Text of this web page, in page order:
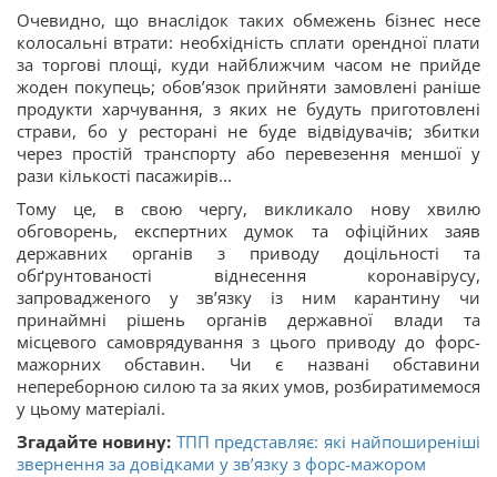
Очевидно, що внаслідок таких обмежень бізнес несе
колосальні втрати: необхідність сплати орендної плати
за торгові площі, куди найближчим часом не прийде
жоден покупець; обов’язок прийняти замовлені раніше
продукти харчування, з яких не будуть приготовлені
страви, бо у ресторані не буде відвідувачів; збитки
через простій транспорту або перевезення меншої у
рази кількості пасажирів...
Тому це, в свою чергу, викликало нову хвилю
обговорень, експертних думок та офіційних заяв
державних органів з приводу доцільності та
обґрунтованості віднесення коронавірусу,
запровадженого у зв’язку із ним карантину чи
принаймні рішень органів державної влади та
місцевого самоврядування з цього приводу до форс-
мажорних обставин. Чи є названі обставини
непереборною силою та за яких умов, розбиратимемося
у цьому матеріалі.
Згадайте новину: ТПП представляє: які найпоширеніші
звернення за довідками у зв’язку з форс-мажором